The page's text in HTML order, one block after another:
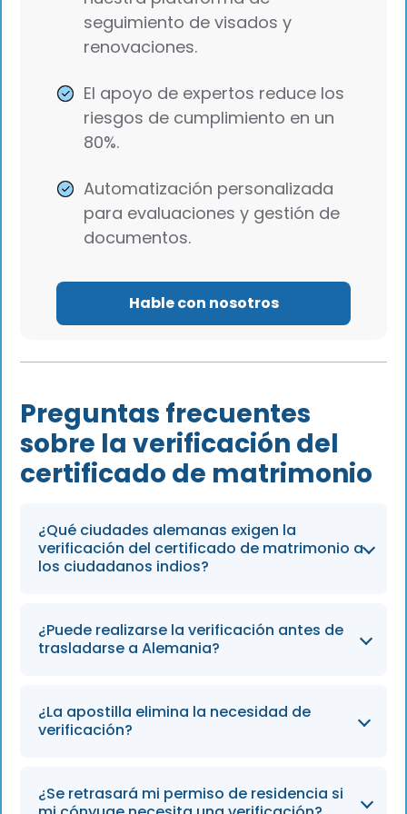
seguimiento de visados y
renovaciones.
El apoyo de expertos reduce los
riesgos de cumplimiento en un
80%.
Automatización personalizada
para evaluaciones y gestión de
documentos.
Hable con nosotros
Preguntas frecuentes
sobre la verificación del
certificado de matrimonio
¿Qué ciudades alemanas exigen la
verificación del certificado de matrimonio a
los ciudadanos indios?
No hay una lista oficial, pero las ciudades con
mayor volumen de inmigración india (como
oficina de inmigración local.
¿Puede realizarse la verificación antes de
trasladarse a Alemania?
A veces. Si solicita un visado de reagrupación
familiar desde la India, el consulado alemán
oficinas locales de inmigración alemanas
¿La apostilla elimina la necesidad de
verificación?
No siempre. Aunque la apostilla satisface los
requisitos de la Convención de La Haya,
¿Se retrasará mi permiso de residencia si